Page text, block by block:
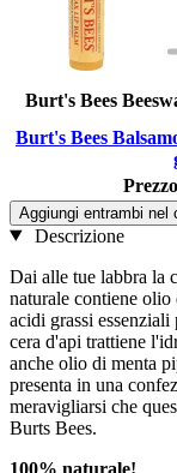
Burt's Bees
Burt's Bees
Aggiungi entrambi nel
Descrizione
Dai alle tue labbra la
naturale contiene
acidi grassi
cera d'api trattiene
anche olio di menta
presenta in una
meravigliarsi che
Burts Bees.
100% naturale!